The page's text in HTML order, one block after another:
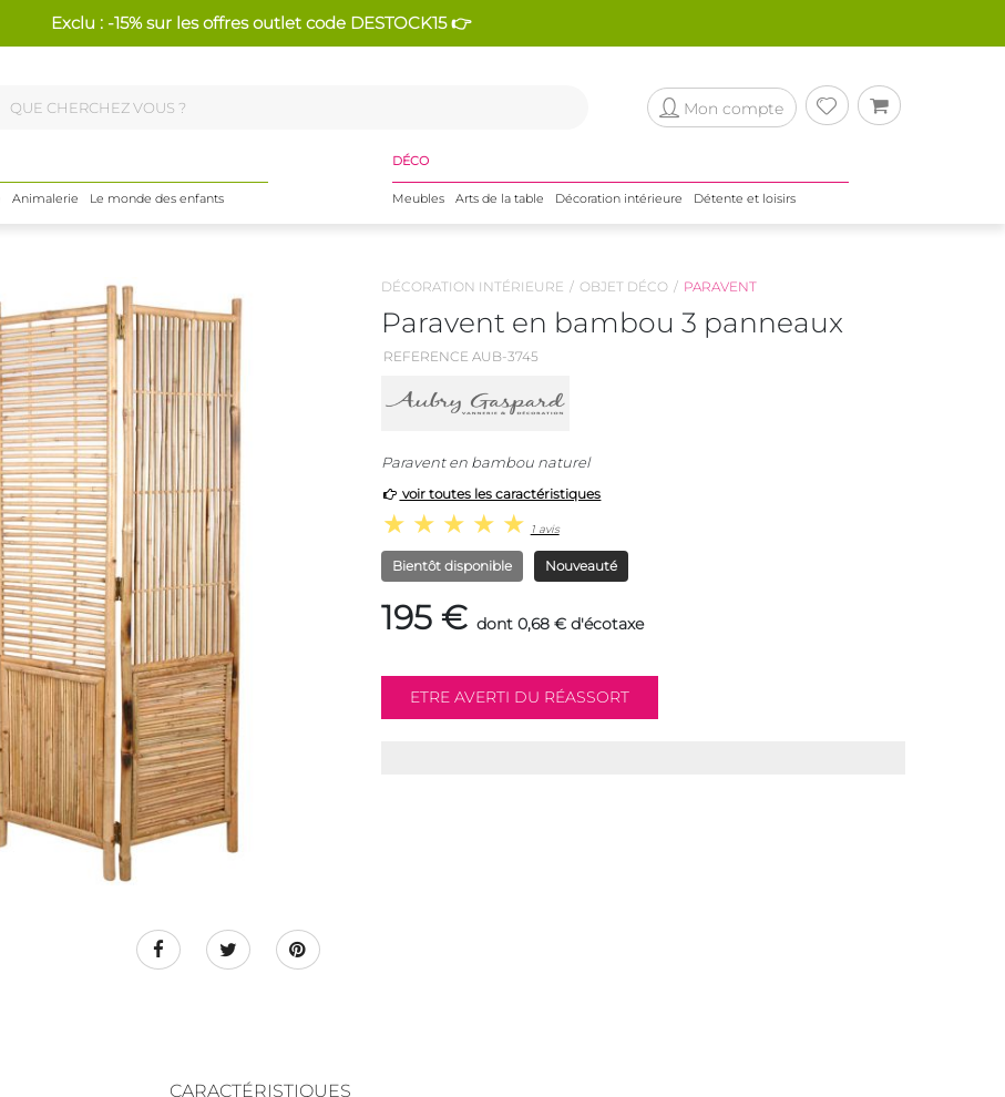
Exclu : -15% sur les offres outlet code DESTOCK15 👉
Mon compte
Animalerie Le monde des enfants
DÉCO
Meubles Arts de la table Décoration intérieure Détente et loisirs
DÉCORATION INTÉRIEURE OBJET DÉCO PARAVENT
Paravent en bambou 3 panneaux
REFERENCE AUB-3745
Paravent en bambou naturel
voir toutes les caractéristiques
1 avis
Bientôt disponible Nouveauté
195 € dont 0,68 € d'écotaxe
CARACTÉRISTIQUES